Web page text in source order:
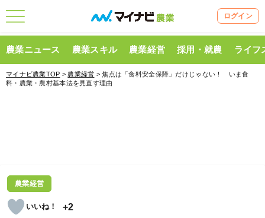
ログイン
農業ニュース 農業スキル 農業経営 採用・就農 ライフ
マイナビ農業TOP > 農業経営 > 焦点は「食料安全保障」だけじゃない！ いま食
料・農業・農村基本法を見直す理由
農業経営
+2